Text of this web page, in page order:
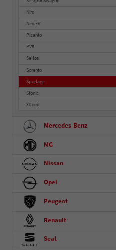
Niro
Niro EV
Picanto
PV5
Seltos
Sorento
Sportage
Stonic
XCeed
Mercedes-Benz
MG
Nissan
Opel
Peugeot
Renault
Seat